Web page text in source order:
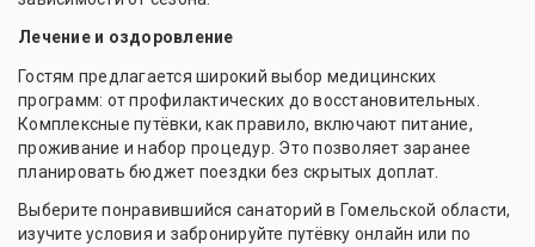
Лечение и оздоровление
Гостям предлагается широкий выбор медицинских
программ: от профилактических до восстановительных.
Комплексные путёвки, как правило, включают питание,
проживание и набор процедур. Это позволяет заранее
планировать бюджет поездки без скрытых доплат.
Выберите понравившийся санаторий в Гомельской области,
изучите условия и забронируйте путёвку онлайн или по